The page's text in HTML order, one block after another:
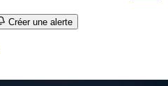
Créer une alerte